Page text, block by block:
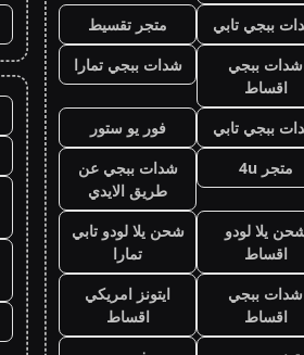
ببجي تابي
متجر تقسيط
شدات ببجي
اقساط
شدات ببجي تمارا
ببجي تابي
فور يو ستور
متجر 4u
شدات ببجي عن
طريق الايدي
يلا لودو
اقساط
شحن يلا لودو تابي
تمارا
شدات ببجي
اقساط
ايتونز امريكي
اقساط